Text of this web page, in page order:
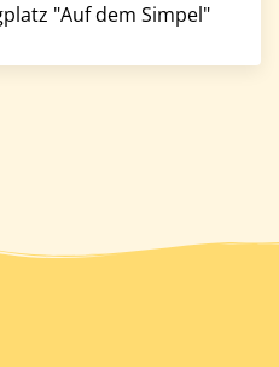
"Auf dem Simpel"